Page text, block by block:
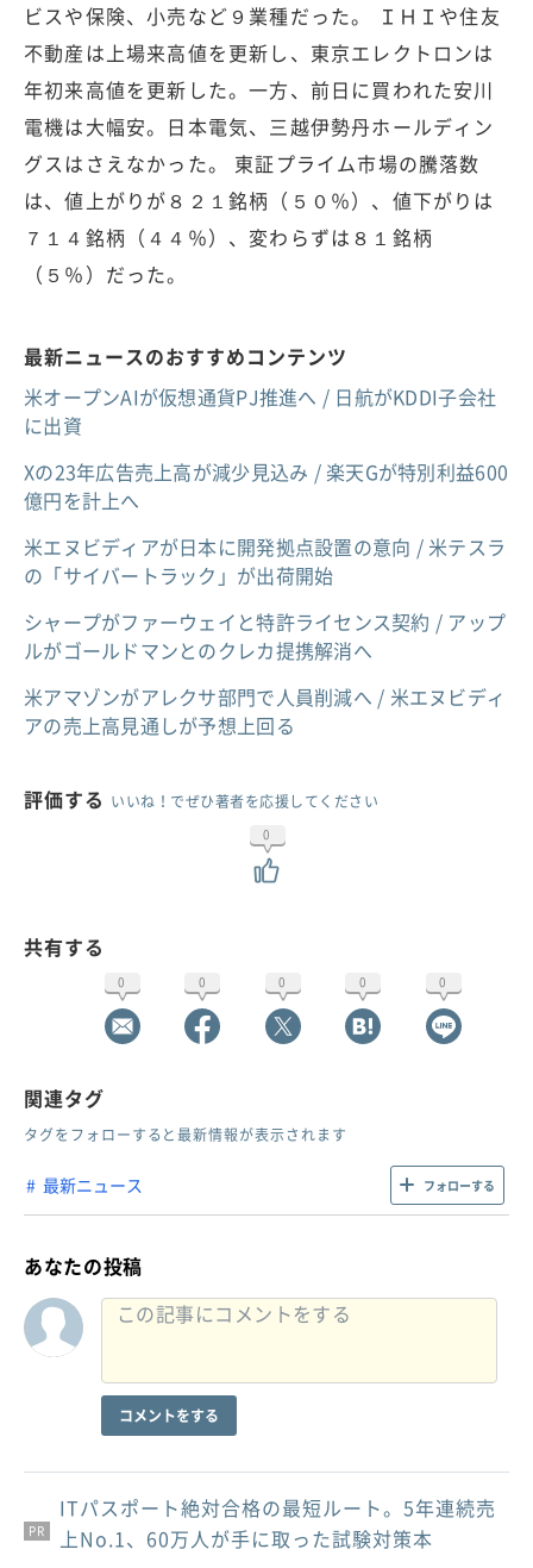
ビスや保険、小売など９業種だった。 ＩＨＩや住友
不動産は上場来高値を更新し、東京エレクトロンは
年初来高値を更新した。一方、前日に買われた安川
電機は大幅安。日本電気、三越伊勢丹ホールディン
グスはさえなかった。 東証プライム市場の騰落数
は、値上がりが８２１銘柄（５０％）、値下がりは
７１４銘柄（４４％）、変わらずは８１銘柄
（５％）だった。
最新ニュースのおすすめコンテンツ
米オープンAIが仮想通貨PJ推進へ / 日航がKDDI子会社
に出資
Xの23年広告売上高が減少見込み / 楽天Gが特別利益600
億円を計上へ
米エヌビディアが日本に開発拠点設置の意向 / 米テスラ
の「サイバートラック」が出荷開始
シャープがファーウェイと特許ライセンス契約 / アップ
ルがゴールドマンとのクレカ提携解消へ
米アマゾンがアレクサ部門で人員削減へ / 米エヌビディ
アの売上高見通しが予想上回る
評価する いいね！でぜひ著者を応援してください
0
共有する
0 0 0 0 0
関連タグ
タグをフォローすると最新情報が表示されます
最新ニュース フォローする
あなたの投稿
コメントをする
PR
PR
PR
ITパスポート絶対合格の最短ルート。5年連続売
上No.1、60万人が手に取った試験対策本